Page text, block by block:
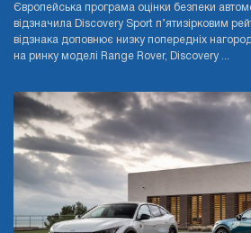
Європейська програма оцінки безпеки
відзначила Discovery Sport п’ятизірковим
відзнака доповнює низку попередніх
на ринку моделі Range Rover, Discovery ...